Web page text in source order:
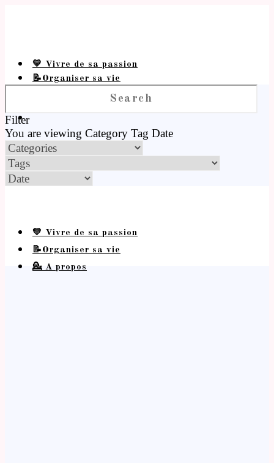
💛 Vivre de sa passion
📝Organiser sa vie
Filter
You are viewing Category Tag Date
💛 Vivre de sa passion
📝Organiser sa vie
💁 A propos